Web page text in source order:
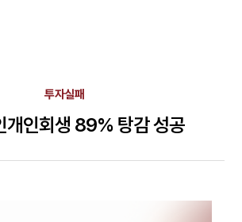
투자실패
개인회생 89% 탕감 성공